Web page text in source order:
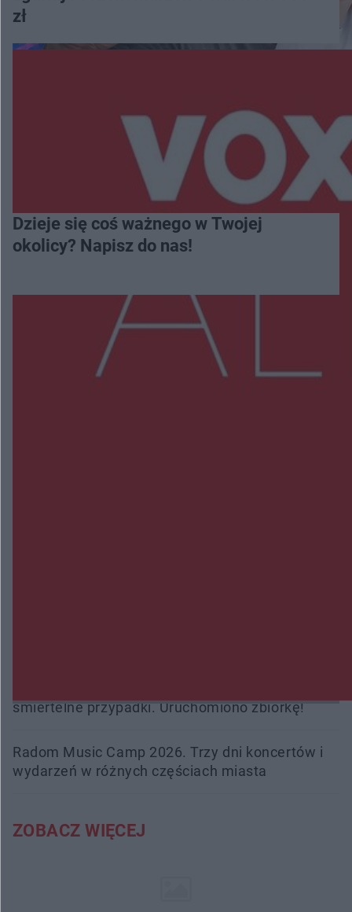
zł
Dzieje się coś ważnego w Twojej
okolicy? Napisz do nas!
Więcej
śmiertelne przypadki. Uruchomiono zbiórkę!
Radom Music Camp 2026. Trzy dni koncertów i
wydarzeń w różnych częściach miasta
ZOBACZ WIĘCEJ